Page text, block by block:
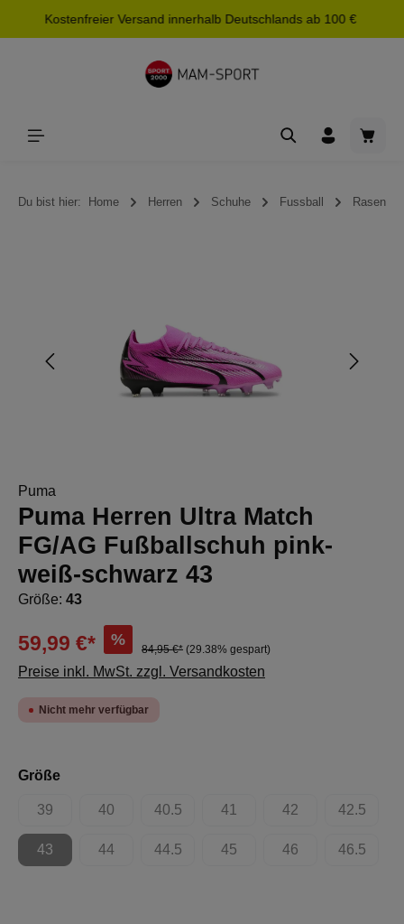
springen
Kostenfreier Versand innerhalb Deutschlands ab 100 €
Du bist hier: Home Herren Schuhe Fussball Rasen
Puma
Puma Herren Ultra Match
FG/AG Fußballschuh pink-
weiß-schwarz 43
Größe: 43
59,99 €* %
84,95 €* (29.38% gespart)
Preise inkl. MwSt. zzgl. Versandkosten
Nicht mehr verfügbar
Größeauswählen
39
(Diese Option ist zurzeit nicht verfügbar.)
40
(Diese Option ist zurzeit nicht verfügbar.)
40.5
(Diese Option ist zurzeit nicht verfügbar.)
41
(Diese Option ist zurzeit nicht
42
(Diese Option ist
42.5
(Diese
43
(Diese Option ist zurzeit nicht verfügbar.)
44
(Diese Option ist zurzeit nicht verfügbar.)
44.5
(Diese Option ist zurzeit nicht verfügbar.)
45
(Diese Option ist zurzeit nicht
46
(Diese Option ist
46.5
(Diese